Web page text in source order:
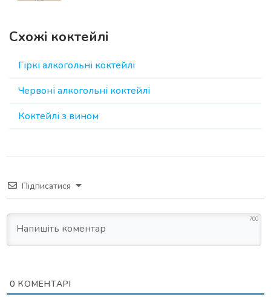
Схожі коктейлі
Гіркі алкогольні коктейлі
Червоні алкогольні коктейлі
Коктейлі з вином
Підписатися
700
0 КОМЕНТАРІ